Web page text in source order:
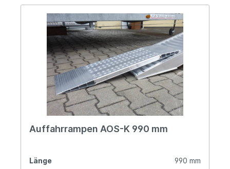
Auffahrrampen AOS-K 990 mm
Länge 990 mm